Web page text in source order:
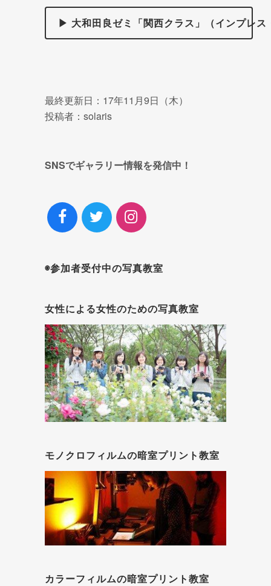
▶ 大和田良ゼミ「関西クラス」（インプレス
最終更新日：17年11月9日（木）
投稿者：solaris
SNSでギャラリー情報を発信中！
◉参加者受付中の写真教室
女性による女性のための写真教室
モノクロフィルムの暗室プリント教室
カラーフィルムの暗室プリント教室